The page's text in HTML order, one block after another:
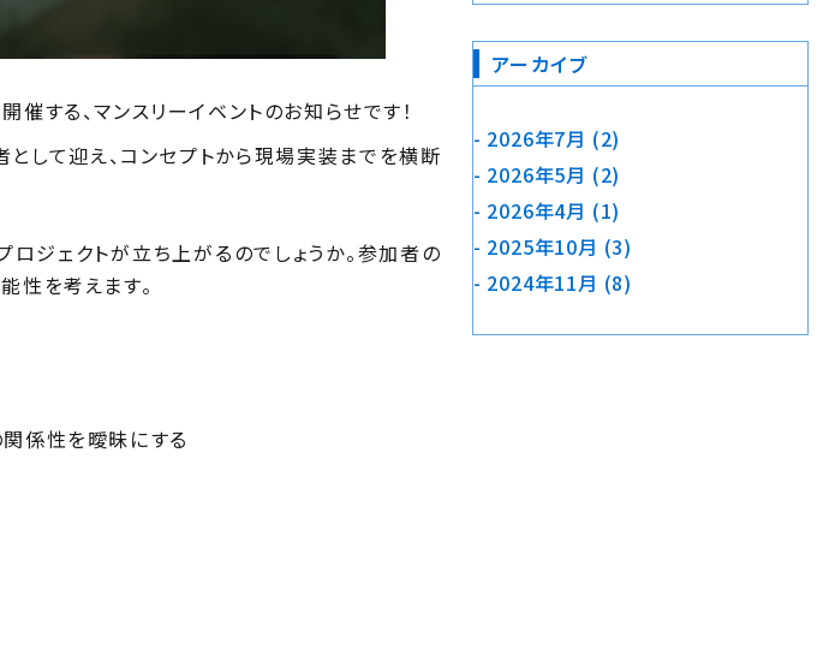
開催する、マンスリーイベントのお知らせです！
として迎え、コンセプトから現場実装までを横断
ロジェクトが立ち上がるのでしょうか。参加者の
性を考えます。
係性を曖昧にする
アーカイブ
2026年7月 (2)
2026年5月 (2)
2026年4月 (1)
2025年10月 (3)
2024年11月 (8)